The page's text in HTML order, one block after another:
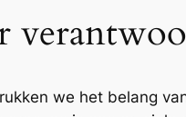
we het belang